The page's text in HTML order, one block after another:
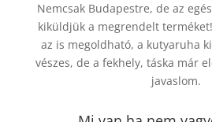
Nemcsak Budapestre, de az
kiküldjük a megrendelt
az is megoldható, a kutyaruha
vészes, de a fekhely, táska már
javaslom.